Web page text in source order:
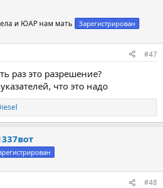
и ЮАР нам мать Зарегистрирован
#47
раз это разрешение?
что это надо
#48